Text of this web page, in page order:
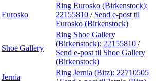
Eurosko
Ring Eurosko (Birkenstock):
22155810 / Send e-post til
Eurosko (Birkenstock)
Shoe Gallery
Ring Shoe Gallery
(Birkenstock): 22155810 /
Send e-post til Shoe Gallery
(Birkenstock)
Jernia
Ring Jernia (Bitz): 22710505